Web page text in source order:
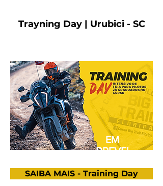
Trayning Day | Urubici - SC
EM
BREVE!
SAIBA MAIS - Training Day